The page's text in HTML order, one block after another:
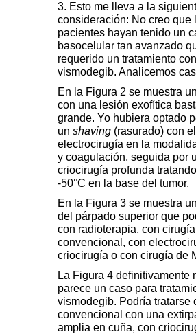
3. Esto me lleva a la
consideración: No creo que
pacientes hayan tenido un
basocelular tan avanzado
requerido un tratamiento con
vismodegib. Analicemos
En la Figura 2 se muestra
con una lesión exofítica
grande. Yo hubiera optado
un shaving (rasurado) con
electrocirugía en la
y coagulación, seguida por
criocirugía profunda
-50°C en la base del tumor.
En la Figura 3 se muestra
del párpado superior que
con radioterapia, con cirugía
convencional, con
criocirugía o con cirugía de
La Figura 4 definitivamente
parece un caso para
vismodegib. Podría tratarse
convencional con una
amplia en cuña, con